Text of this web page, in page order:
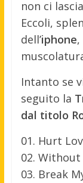
non ci
Eccoli,
dell’iphone
Intanto se
seguito la
dal titolo
01. Hurt
02. Without
03. Break